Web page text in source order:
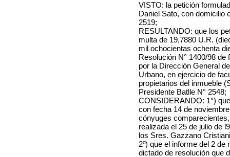
VISTO: la petición
Daniel Sato, con domicilio
2519;
RESULTANDO: que los
multa de 19,7880 U.R.
mil ochocientas ochenta
Resolución N° 1400/98
por la Dirección General
Urbano, en ejercicio de
propietarios del inmueble
Presidente Batlle N° 2548;
CONSIDERANDO: 1°)
con fecha 14 de
cónyuges
realizada el 25 de julio de
los Sres. Gazzano
2º) que el informe del 2
dictado de resolución que